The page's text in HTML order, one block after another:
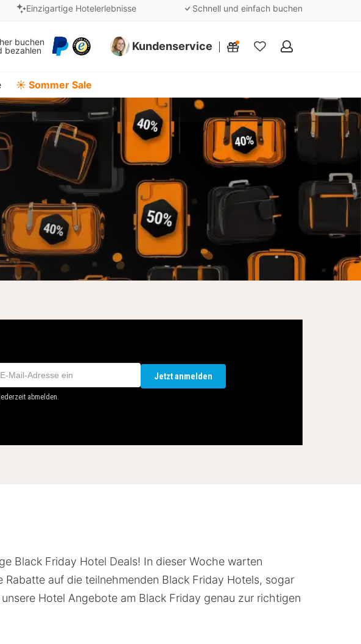
Einzigartige Hotelerlebnisse Schnell und einfach buchen
buchen
bezahlen
Kundenservice
Meine
☀️ Sommer Sale
Jetzt anmelden
abmelden.
Black Friday Hotel Deals! In dieser Woche warten
auf die teilnehmenden Black Friday Hotels, sogar
Hotel Angebote am Black Friday genau zur richtigen